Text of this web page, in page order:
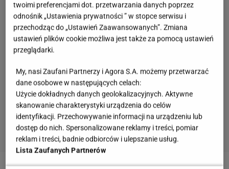
twoimi preferencjami dot. przetwarzania danych poprzez
odnośnik „Ustawienia prywatności ” w stopce serwisu i
przechodząc do „Ustawień Zaawansowanych”. Zmiana
ustawień plików cookie możliwa jest także za pomocą ustawień
przeglądarki.
My, nasi Zaufani Partnerzy i Agora S.A. możemy przetwarzać
dane osobowe w następujących celach:
Użycie dokładnych danych geolokalizacyjnych. Aktywne
skanowanie charakterystyki urządzenia do celów
identyfikacji. Przechowywanie informacji na urządzeniu lub
dostęp do nich. Spersonalizowane reklamy i treści, pomiar
reklam i treści, badnie odbiorców i ulepszanie usług.
Lista Zaufanych Partnerów